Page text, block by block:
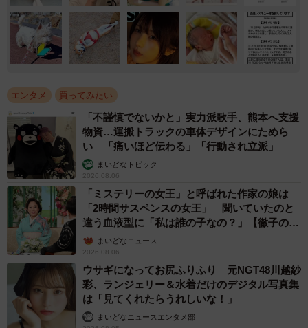
エンタメ 買ってみたい
「不謹慎でないかと」実力派歌手、熊本へ支援
物資…運搬トラックの車体デザインにためら
い 「痛いほど伝わる」「行動され立派」
まいどなトピック
2026.08.06
「ミステリーの女王」と呼ばれた作家の娘は
「2時間サスペンスの女王」 聞いていたのと
違う血液型に「私は誰の子なの？」【徹子の部
屋】まいどなニュース
2026.08.06
ウサギになってお尻ふりふり 元NGT48川越紗
彩、ランジェリー＆水着だけのデジタル写真集
は「見てくれたらうれしいな！」
まいどなニュースエンタメ部